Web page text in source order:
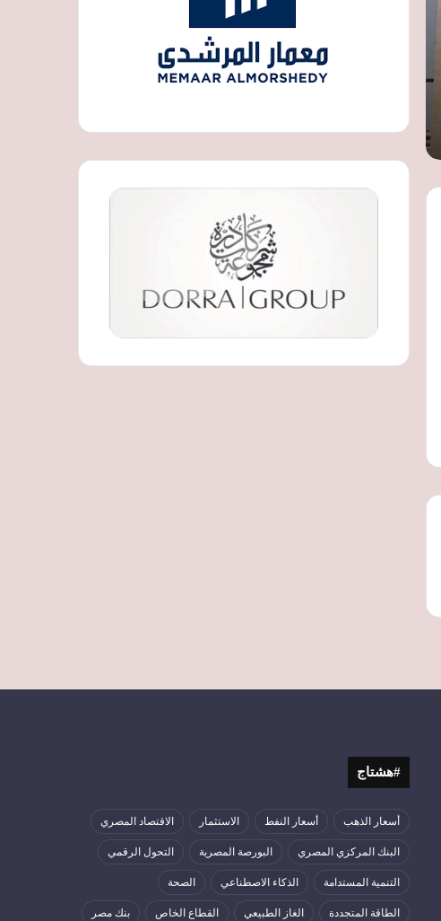
#هشتاج
أسعار الذهب أسعار النفط الاستثمار الاقتصاد المصري
البنك المركزي المصري البورصة المصرية التحول الرقمي
التنمية المستدامة الذكاء الاصطناعي الصحة
الطاقة المتجددة الغاز الطبيعي القطاع الخاص بنك مصر